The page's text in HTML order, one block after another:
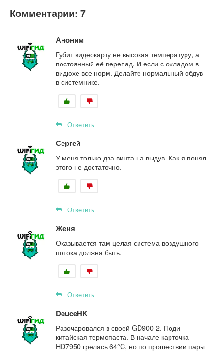
Комментарии: 7
Аноним
Губит видеокарту не высокая температуру, а
постоянный её перепад. И если с охладом в
видюхе все норм. Делайте нормальный обдув
в системнике.
Ответить
Сергей
У меня только два винта на выдув. Как я понял
этого не достаточно.
Ответить
Женя
Оказывается там целая система воздушного
потока должна быть.
Ответить
DeuceHK
Разочаровался в своей GD900-2. Поди
китайская термопаста. В начале карточка
HD7950 грелась 64°C, но по прошествии пары